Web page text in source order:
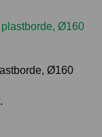
Ø160